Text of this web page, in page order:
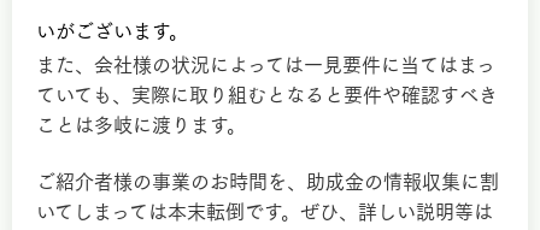
いがございます。
また、会社様の状況によっては一見要件に当てはまっ
ていても、実際に取り組むとなると要件や確認すべき
ことは多岐に渡ります。
ご紹介者様の事業のお時間を、助成金の情報収集に割
いてしまっては本末転倒です。ぜひ、詳しい説明等は